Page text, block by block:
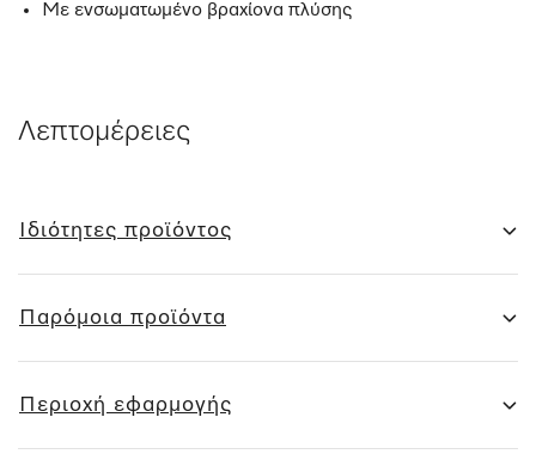
Με ενσωματωμένο βραχίονα πλύσης
Λεπτομέρειες
Ιδιότητες προϊόντος
Παρόμοια προϊόντα
Περιοχή εφαρμογής